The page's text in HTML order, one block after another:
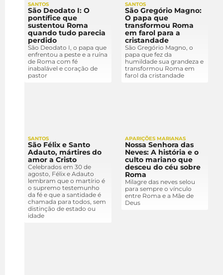
SANTOS
São Deodato I: O
pontífice que
sustentou Roma
quando tudo parecia
perdido
São Deodato I, o papa que
enfrentou a peste e a ruína
de Roma com fé
inabalável e coração de
pastor
SANTOS
São Gregório Magno:
O papa que
transformou Roma
em farol para a
cristandade
São Gregório Magno, o
papa que fez da
humildade sua grandeza e
transformou Roma em
farol da cristandade
SANTOS
São Félix e Santo
Adauto, mártires do
amor a Cristo
Celebrados em 30 de
agosto, Félix e Adauto
lembram que o martírio é
o supremo testemunho
da fé e que a santidade é
chamada para todos, sem
distinção de estado ou
idade
APARIÇÕES MARIANAS
Nossa Senhora das
Neves: A história e o
culto mariano que
desceu do céu sobre
Roma
Milagre das neves selou
para sempre o vínculo
entre Roma e a Mãe de
Deus